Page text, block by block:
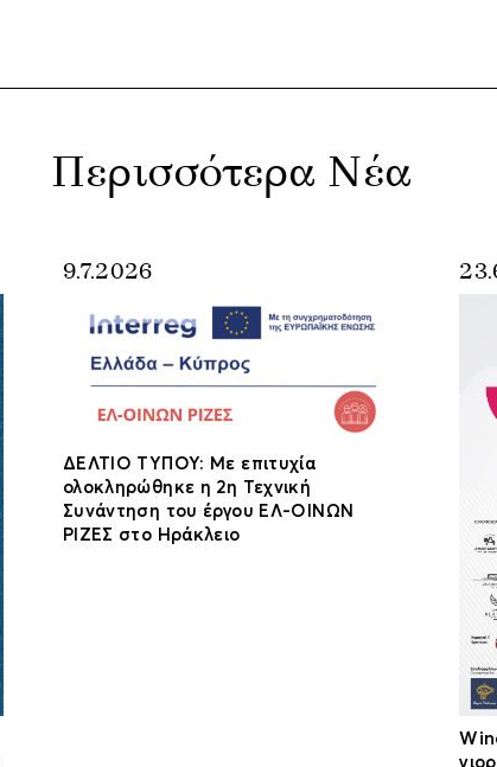
Περισσότερα Νέα
9.7.2026
ΔΕΛΤΙΟ ΤΥΠΟΥ: Με επιτυχία
ολοκληρώθηκε η 2η Τεχνική
Συνάντηση του έργου ΕΛ-ΟΙΝΩΝ
ΡΙΖΕΣ στο Ηράκλειο